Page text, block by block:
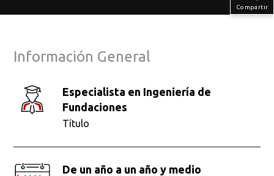
Compartir
Información General
Especialista en Ingeniería de
Fundaciones
Título
De un año a un año y medio